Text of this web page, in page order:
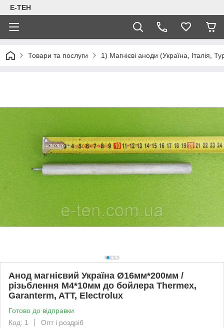
Е-ТЕН
Товари та послуги 1) Магнієві аноди (Україна, Італія,
Анод магнієвий Україна Ø16мм*200мм /
різьблення М4*10мм до бойлера Thermex,
Garanterm, ATT, Electrolux
Готово до відправки
Код: 1
Опт і роздріб